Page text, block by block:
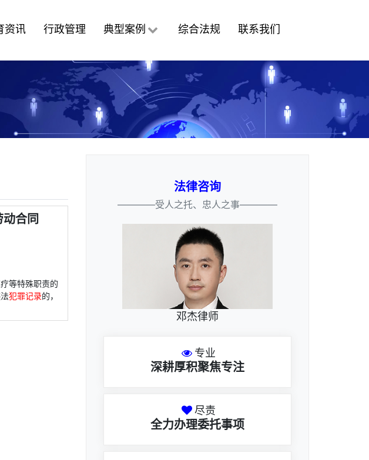
资讯 行政管理 典型案例 综合法规 联系我们
合同
等特殊职责的
犯罪记录的，
法律咨询
————受人之托、忠人之事————
邓杰律师
专业
深耕厚积聚焦专注
尽责
全力办理委托事项